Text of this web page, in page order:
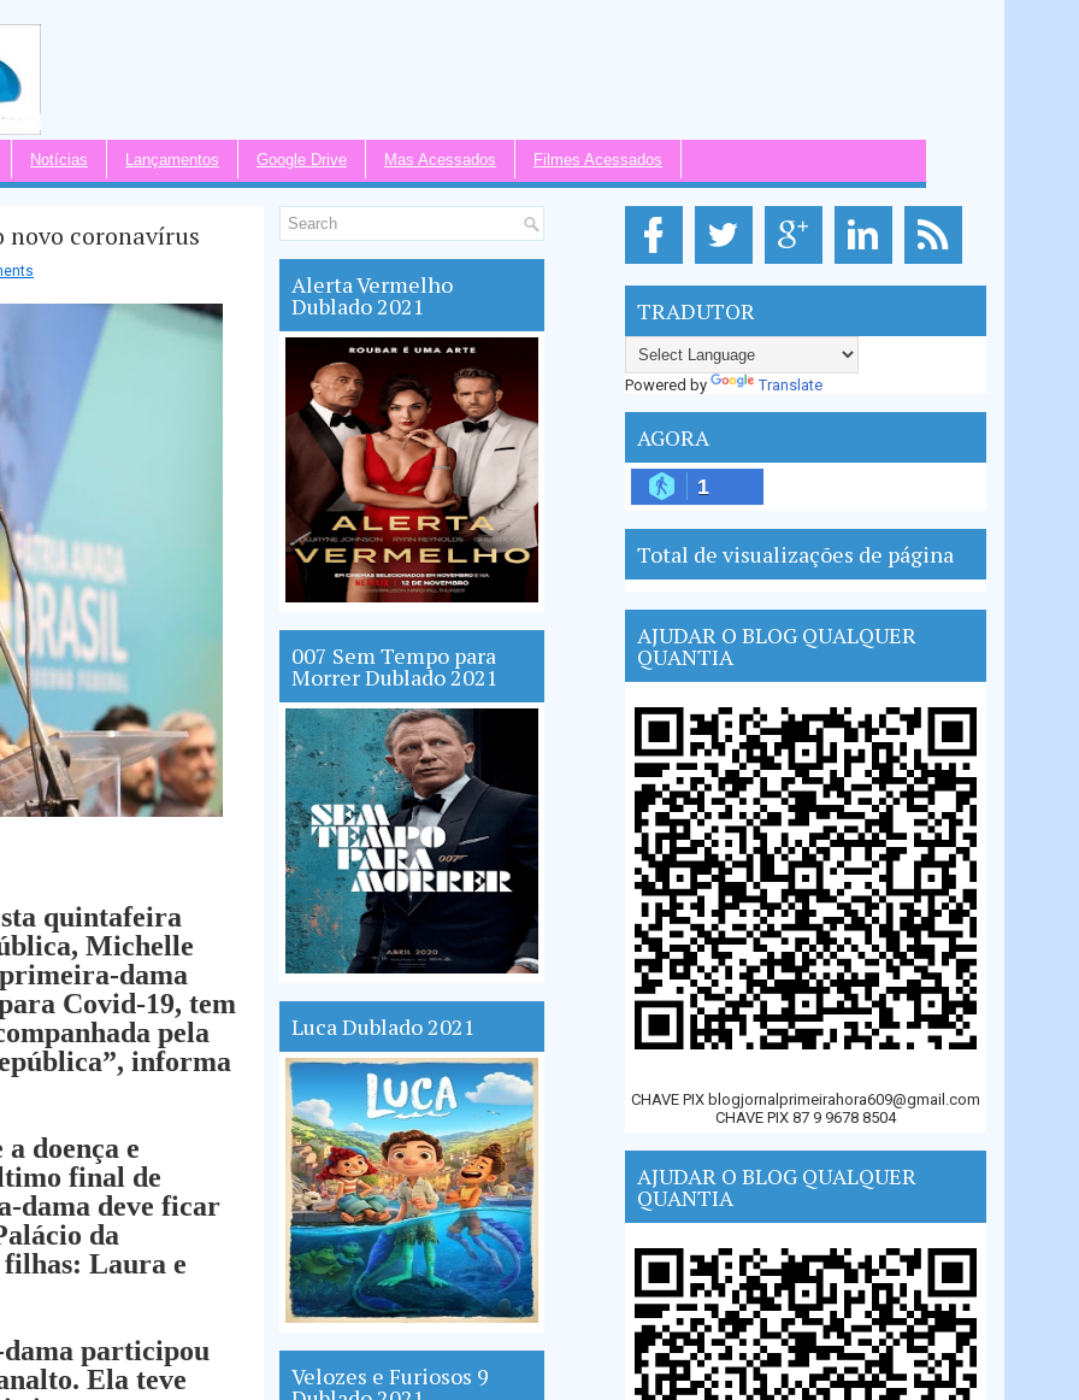
Notícias Lançamentos Google Drive Mas Acessados Filmes Acessados
novo coronavírus
quintafeira
Michelle
dama
Covid-19, tem
pela
informa
doença e
final de
dama deve ficar
da
filhas: Laura e
participou
Ela teve
Alerta Vermelho
Dublado 2021
007 Sem Tempo para
Morrer Dublado 2021
Luca Dublado 2021
Velozes e Furiosos 9
TRADUTOR
Powered by Translate
AGORA
1
Total de visualizações de página
AJUDAR O BLOG QUALQUER
QUANTIA
CHAVE PIX blogjornalprimeirahora609@gmail.com
CHAVE PIX 87 9 9678 8504
AJUDAR O BLOG QUALQUER
QUANTIA